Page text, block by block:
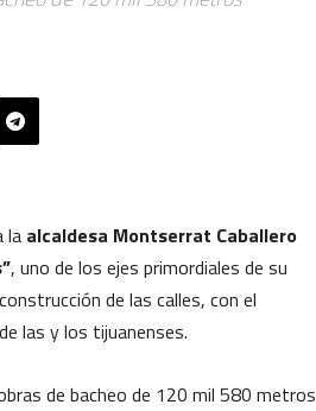
la alcaldesa Montserrat Caballero
, uno de los ejes primordiales de su
de las calles, con el
las y los tijuanenses.
de bacheo de 120 mil 580 metros